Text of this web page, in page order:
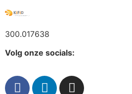
300.017638
Volg onze socials: